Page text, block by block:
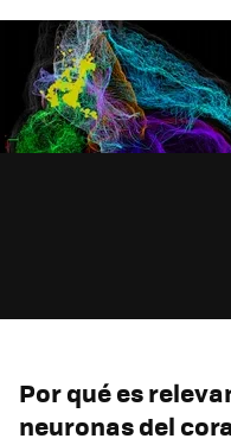
Por qué es
neuronas del